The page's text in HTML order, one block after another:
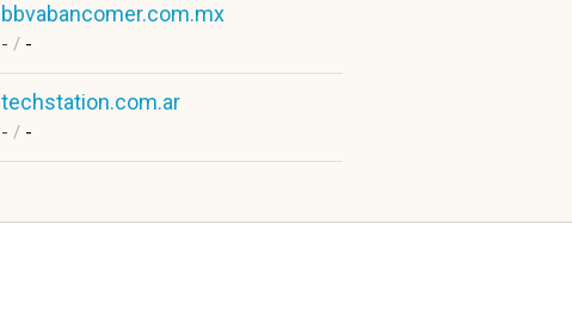
bbvabancomer.com.mx
- / -
techstation.com.ar
- / -